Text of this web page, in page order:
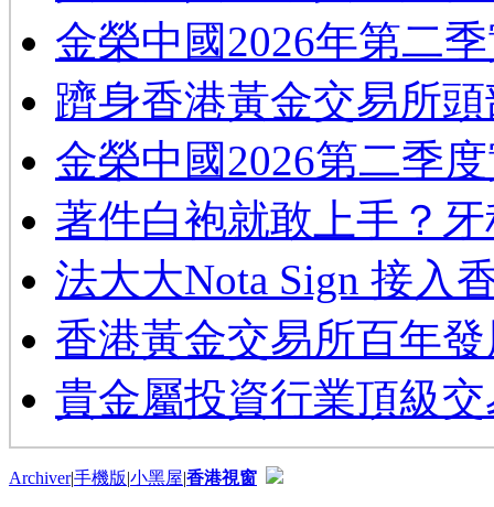
金榮中國2026年第二
躋身香港黃金交易所
金榮中國2026第二季
著件白袍就敢上手？
法大大Nota Sign 接入
香港黃金交易所百年
貴金屬投資行業頂級
Archiver|手機版|小黑屋|香港視窗